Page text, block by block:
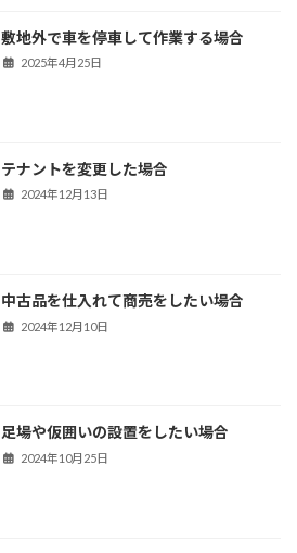
敷地外で車を停車して作業する場合
2025年4月25日
テナントを変更した場合
2024年12月13日
中古品を仕入れて商売をしたい場合
2024年12月10日
足場や仮囲いの設置をしたい場合
2024年10月25日